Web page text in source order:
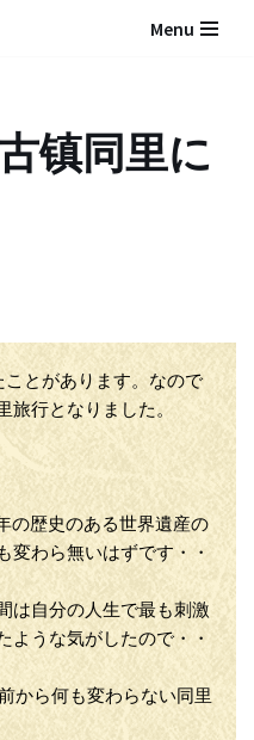
Menu
镇同里に
とがあります。なので
旅行となりました。
の歴史のある世界遺産の
変わら無いはずです・・
は自分の人生で最も刺激
ような気がしたので・・
ら何も変わらない同里